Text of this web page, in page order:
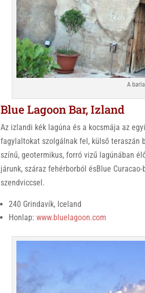
A
Blue Lagoon Bar, Izland
Az izlandi kék lagúna és a kocsmája az
fagylaltokat szolgálnak fel, külső teraszán
színű, geotermikus, forró vizű lagúnában
járunk, száraz fehérborból ésBlue
szendviccsel.
240 Grindavík, Iceland
Honlap:www.bluelagoon.com